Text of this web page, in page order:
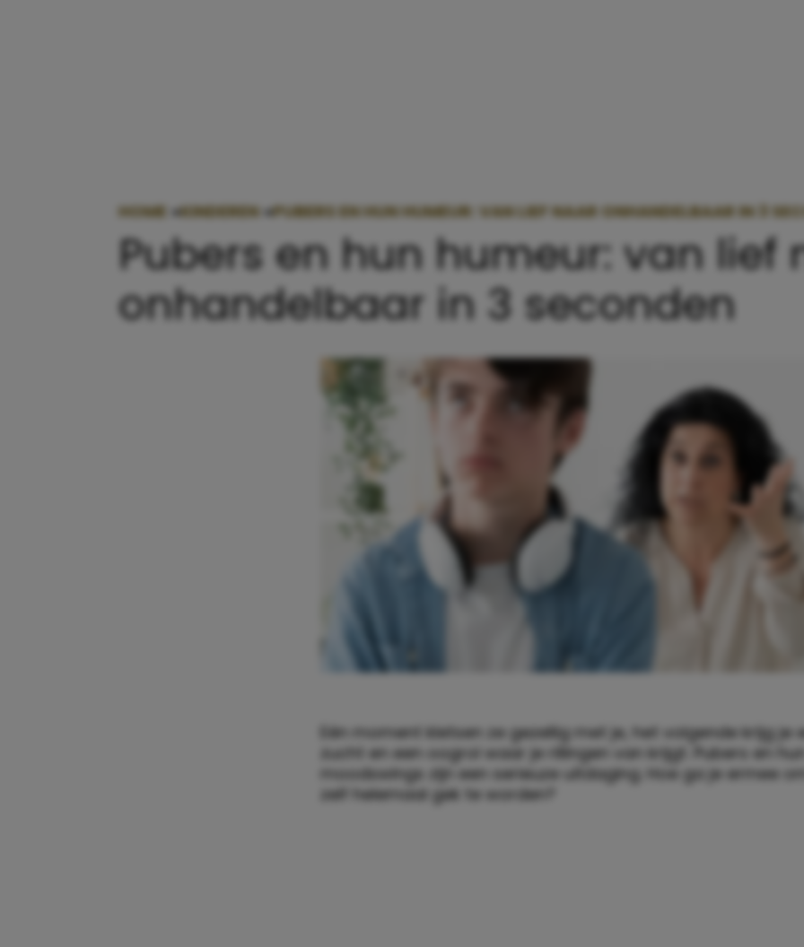
HOME »KINDEREN »PUBERS EN HUN HUMEUR: VAN LIEF NAAR ONHANDELBAAR IN 3
Pubers en hun humeur: van lief
onhandelbaar in 3 seconden
Eén moment kletsen ze gezellig met je, het volgende krijg je
zucht en een oogrol waar je rillingen van krijgt. Pubers en hun
moodswings zijn een serieuze uitdaging. Hoe ga je ermee
zelf helemaal gek te worden?